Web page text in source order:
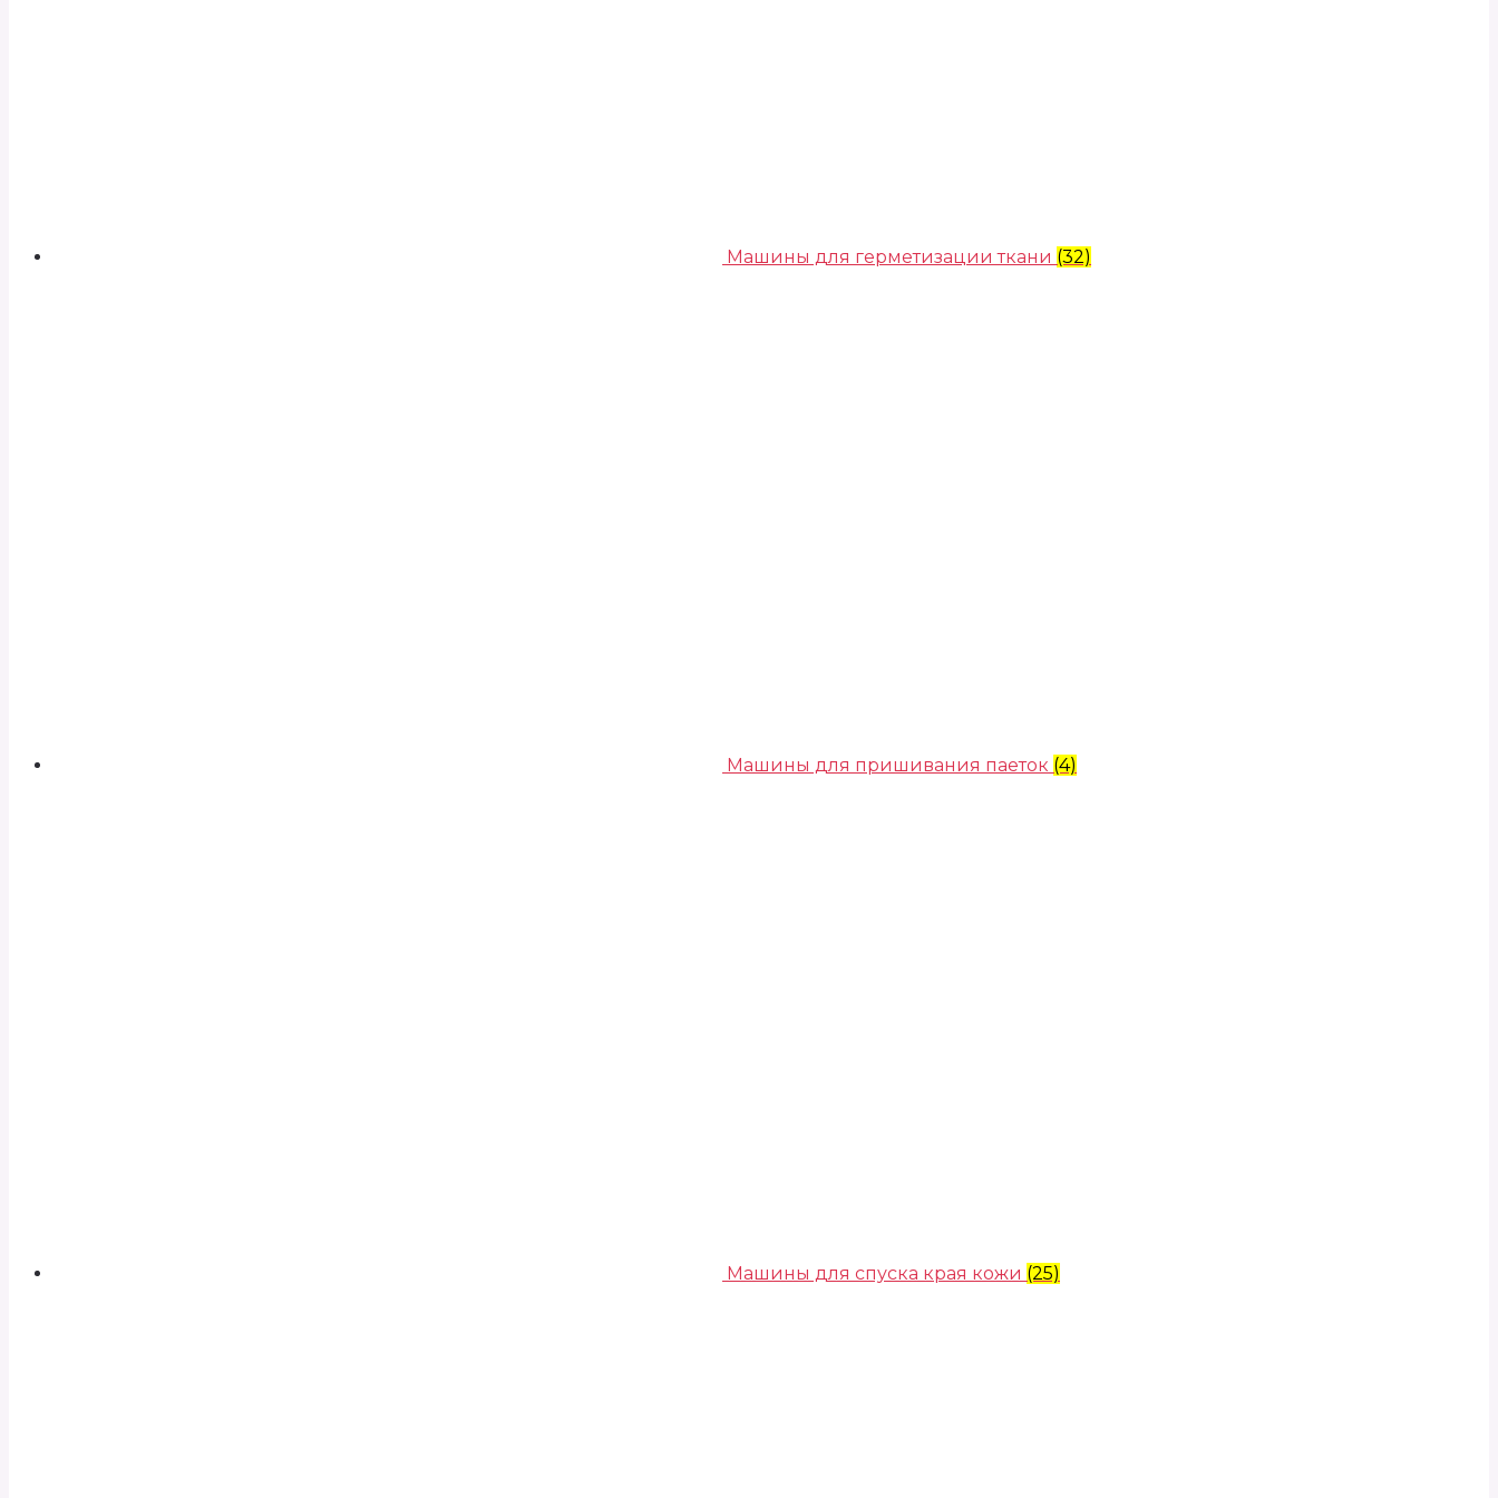
Машины для герметизации ткани (32)
Машины для пришивания паеток (4)
Машины для спуска края кожи (25)